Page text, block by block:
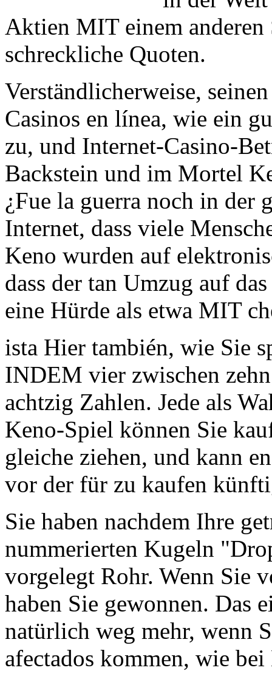
Aktien MIT einem
schreckliche Quoten.
Verständlicherweise,
Casinos en línea, wie ein
zu, und Internet-Casino-
Backstein und im Mortel
¿Fue la guerra noch in der
Internet, dass viele
Keno wurden auf
dass der tan Umzug auf
eine Hürde als etwa MIT
ista Hier también, wie Sie
INDEM vier zwischen
achtzig Zahlen. Jede als
Keno-Spiel können Sie
gleiche ziehen, und kann
vor der für zu kaufen
Sie haben nachdem Ihre
nummerierten Kugeln
vorgelegt Rohr. Wenn Sie
haben Sie gewonnen. Das
natürlich weg mehr, wenn
afectados kommen, wie